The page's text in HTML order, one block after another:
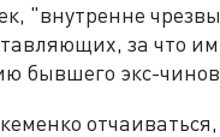
"внутренне
за что
бывшего экс-